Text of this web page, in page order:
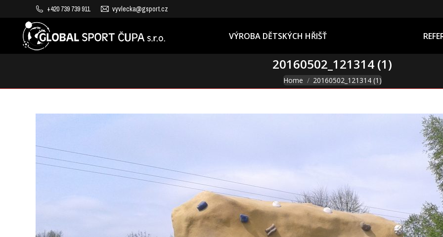
+420 739 739 911 vyvlecka@gsport.cz
VÝROBA DĚTSKÝCH HŘIŠŤ
20160502_121314 (1)
You are here:
Home 20160502_121314 (1)
VÝROBA DĚTSKÝCH HŘIŠŤ